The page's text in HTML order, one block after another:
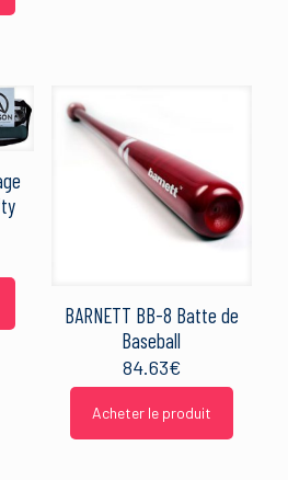
BARNETT BB-8 Batte de
Baseball
84.63€
Acheter le produit